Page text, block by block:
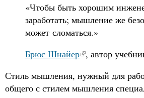
«Чтобы быть хорошим
заработать; мышление же
может сломаться.»
Брюс Шнайер , автор
Стиль мышления, нужный для
общего с стилем мышления